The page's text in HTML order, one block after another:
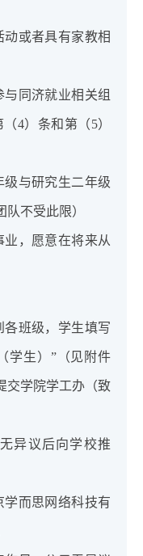
动或者具有家教相
与同济就业相关组
4）条和第（5）
级与研究生二年级
不受此限）
业，愿意在将来从
各班级，学生填写
学生）”（见附件
交学院学工办（致
异议后向学校推
而思网络科技有